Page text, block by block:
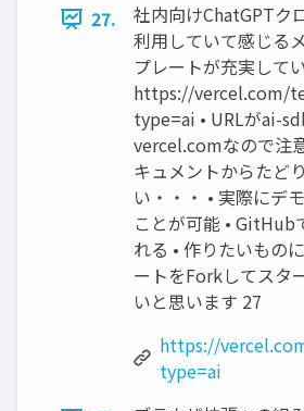
27.
社内向けChatGPTク
利用していて感じる
プレートが充実して
https://vercel.com/
type=ai • URLがai-
vercel.comなので注
キュメントからたど
い・・・ • 実際にデ
ことが可能 • GitHub
れる • 作りたいもの
ートをForkしてスタ
いと思います 27
https://
type=ai